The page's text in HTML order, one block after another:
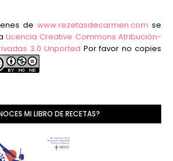
de www.rezetasdecarmen.com se
Licencia Creative Commons Atribución-
3.0 Unported Por favor no copies
MI LIBRO DE RECETAS?